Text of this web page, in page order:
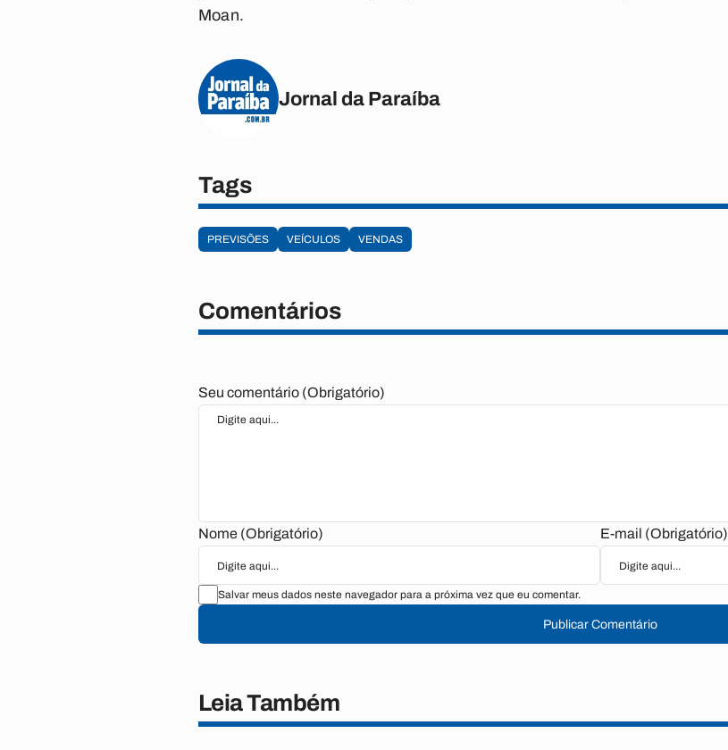
Moan.
Jornal da Paraíba
Tags
PREVISÕES VEÍCULOS VENDAS
Comentários
Seu comentário (Obrigatório)
Nome (Obrigatório) E-mail (Obrigatório)
Salvar meus dados neste navegador para a próxima vez que eu comentar.
Publicar Comentário
Leia Também